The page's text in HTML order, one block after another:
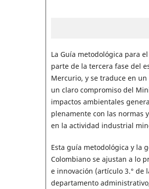
La Guía metodológica para
parte de la tercera fase del
Mercurio, y se traduce en
un claro compromiso del
impactos ambientales
plenamente con las normas
en la actividad industrial
Esta guía metodológica y la
Colombiano se ajustan a lo
e innovación (artículo 3.° de
departamento